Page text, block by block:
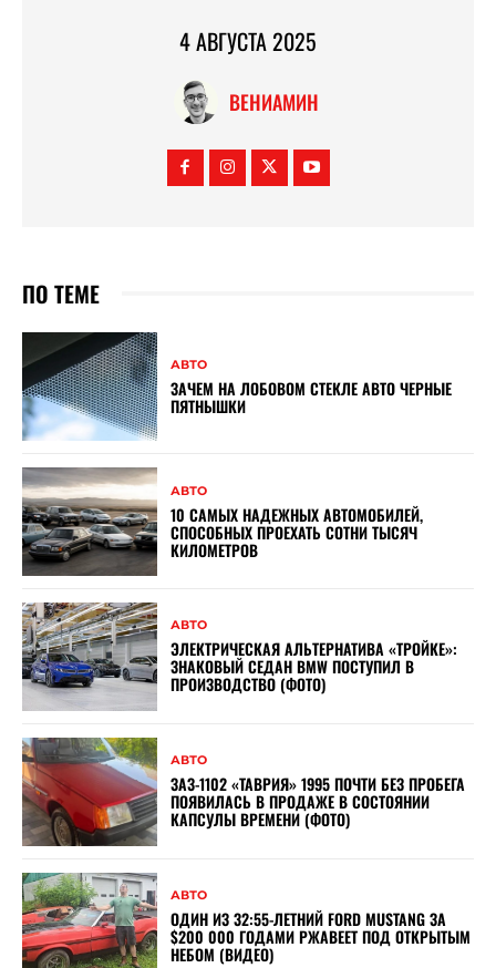
4 АВГУСТА 2025
ВЕНИАМИН
ПО ТЕМЕ
АВТО
ЗАЧЕМ НА ЛОБОВОМ СТЕКЛЕ АВТО ЧЕРНЫЕ
ПЯТНЫШКИ
АВТО
10 САМЫХ НАДЕЖНЫХ АВТОМОБИЛЕЙ,
СПОСОБНЫХ ПРОЕХАТЬ СОТНИ ТЫСЯЧ
КИЛОМЕТРОВ
АВТО
ЭЛЕКТРИЧЕСКАЯ АЛЬТЕРНАТИВА «ТРОЙКЕ»:
ЗНАКОВЫЙ СЕДАН BMW ПОСТУПИЛ В
ПРОИЗВОДСТВО (ФОТО)
АВТО
ЗАЗ-1102 «ТАВРИЯ» 1995 ПОЧТИ БЕЗ ПРОБЕГА
ПОЯВИЛАСЬ В ПРОДАЖЕ В СОСТОЯНИИ
КАПСУЛЫ ВРЕМЕНИ (ФОТО)
АВТО
ОДИН ИЗ 32:55-ЛЕТНИЙ FORD MUSTANG ЗА
$200 000 ГОДАМИ РЖАВЕЕТ ПОД ОТКРЫТЫМ
НЕБОМ (ВИДЕО)